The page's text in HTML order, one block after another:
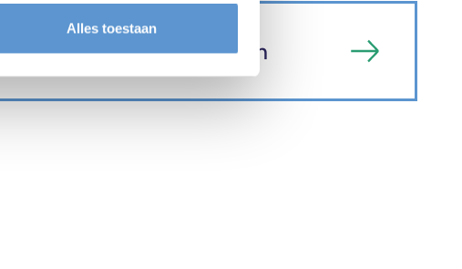
Alles toestaan
omgevingsvergunningen